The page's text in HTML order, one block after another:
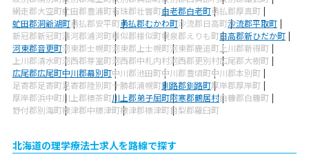
網走郡大空町虻田郡豊浦町有珠郡壮瞥町白老郡白老町勇払郡厚真町
虻田郡洞爺湖町勇払郡安平町勇払郡むかわ町沙流郡日高町沙流郡平取町
新冠郡新冠町浦河郡浦河町様似郡様似町幌泉郡えりも町日高郡新ひだか町
河東郡音更町河東郡士幌町河東郡上士幌町河東郡鹿追町 上川郡新得町
上川郡清水町河西郡芽室町河西郡中札内村河西郡更別村広尾郡大樹町
広尾郡広尾町中川郡幕別町中川郡池田町中川郡豊頃町中川郡本別町
足寄郡足寄町足寄郡陸別町十勝郡浦幌町釧路郡釧路町厚岸郡厚岸町
厚岸郡浜中町川上郡標茶町川上郡弟子屈町阿寒郡鶴居村白糠郡白糠町
野付郡別海町標津郡中標津町標津郡標津町目梨郡羅臼町
北海道の理学療法士求人を路線で探す